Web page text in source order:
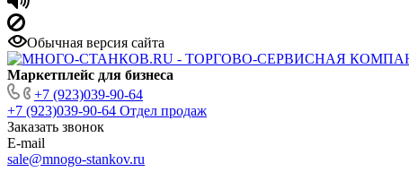
Обычная версия сайта
Маркетплейс для бизнеса
+7 (923)039-90-64
+7 (923)039-90-64 Отдел продаж
Заказать звонок
E-mail
sale@mnogo-stankov.ru